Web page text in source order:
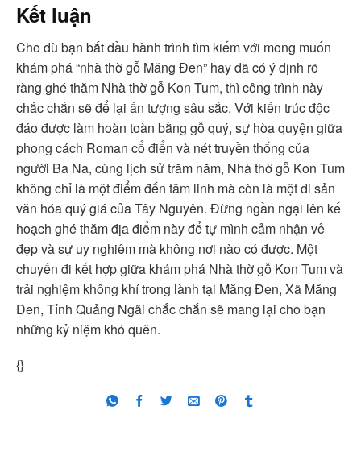
Kết luận
Cho dù bạn bắt đầu hành trình tìm kiếm với mong muốn
khám phá “nhà thờ gỗ Măng Đen” hay đã có ý định rõ
ràng ghé thăm Nhà thờ gỗ Kon Tum, thì công trình này
chắc chắn sẽ để lại ấn tượng sâu sắc. Với kiến trúc độc
đáo được làm hoàn toàn bằng gỗ quý, sự hòa quyện giữa
phong cách Roman cổ điển và nét truyền thống của
người Ba Na, cùng lịch sử trăm năm, Nhà thờ gỗ Kon Tum
không chỉ là một điểm đến tâm linh mà còn là một di sản
văn hóa quý giá của Tây Nguyên. Đừng ngần ngại lên kế
hoạch ghé thăm địa điểm này để tự mình cảm nhận vẻ
đẹp và sự uy nghiêm mà không nơi nào có được. Một
chuyến đi kết hợp giữa khám phá Nhà thờ gỗ Kon Tum và
trải nghiệm không khí trong lành tại Măng Đen, Xã Măng
Đen, Tỉnh Quảng Ngãi chắc chắn sẽ mang lại cho bạn
những kỷ niệm khó quên.
{}